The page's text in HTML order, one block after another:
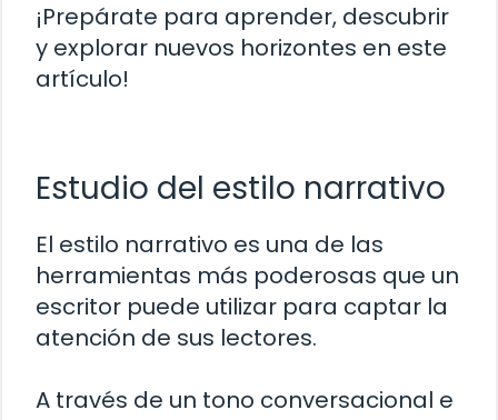
¡Prepárate para aprender, descubrir
y explorar nuevos horizontes en este
artículo!
Estudio del estilo narrativo
El estilo narrativo es una de las
herramientas más poderosas que un
escritor puede utilizar para captar la
atención de sus lectores.
A través de un tono conversacional e